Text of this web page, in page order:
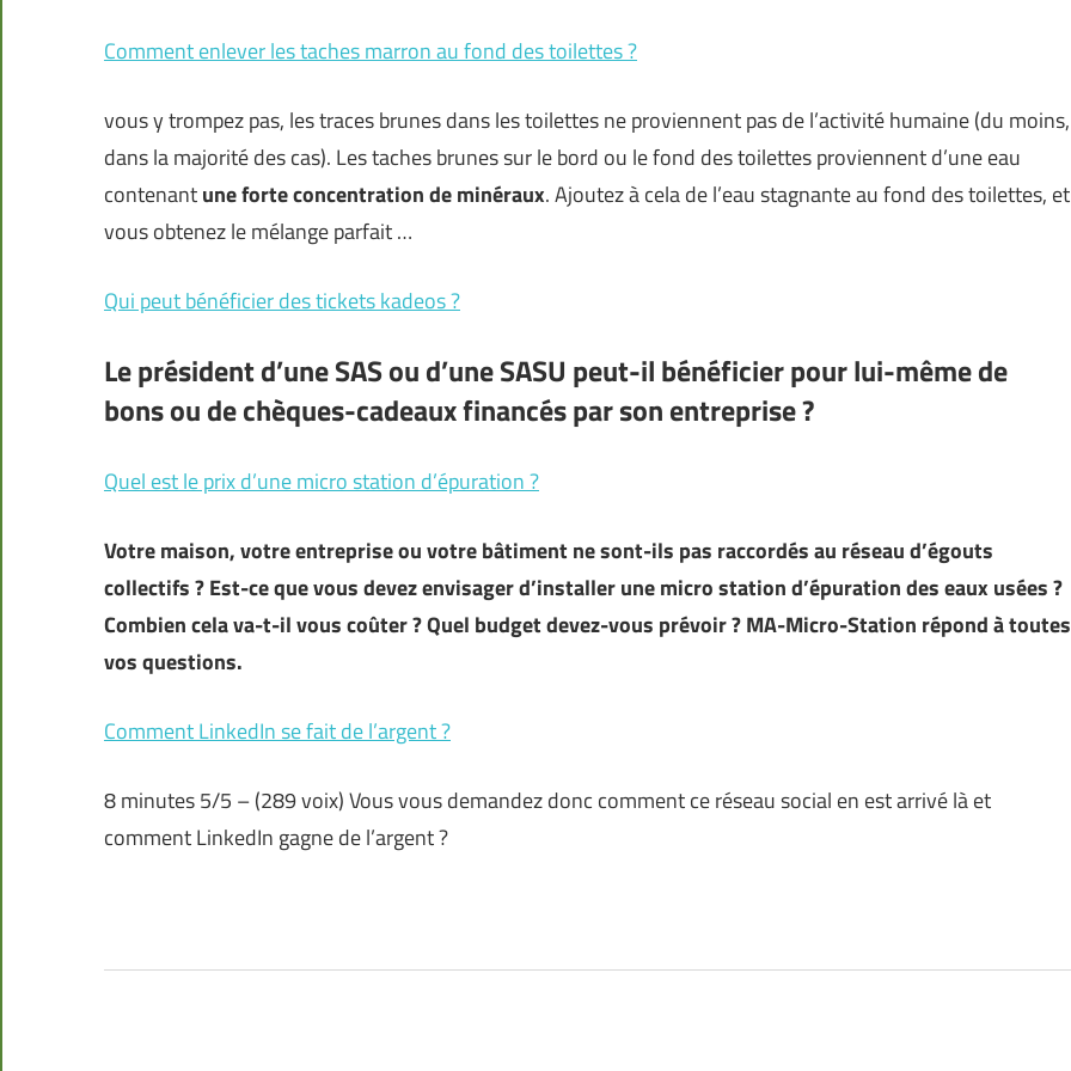
Comment enlever les taches marron au fond des toilettes ?
vous y trompez pas, les traces brunes dans les toilettes ne proviennent pas de l’activité humaine (du moins,
dans la majorité des cas). Les taches brunes sur le bord ou le fond des toilettes proviennent d’une eau
contenantune forte concentration de minéraux. Ajoutez à cela de l’eau stagnante au fond des toilettes, et
vous obtenez le mélange parfait …
Qui peut bénéficier des tickets kadeos ?
Le président d’une SAS ou d’une SASU peut-il bénéficier pour lui-même de
bons ou de chèques-cadeaux financés par son entreprise ?
Quel est le prix d’une micro station d’épuration ?
Votre maison, votre entreprise ou votre bâtiment ne sont-ils pas raccordés au réseau d’égouts
collectifs ? Est-ce que vous devez envisager d’installer une micro station d’épuration des eaux usées ?
Combien cela va-t-il vous coûter ? Quel budget devez-vous prévoir ? MA-Micro-Station répond à toutes
vos questions.
Comment LinkedIn se fait de l’argent ?
8 minutes 5/5 – (289 voix) Vous vous demandez donc comment ce réseau social en est arrivé là et
comment LinkedIn gagne de l’argent ?